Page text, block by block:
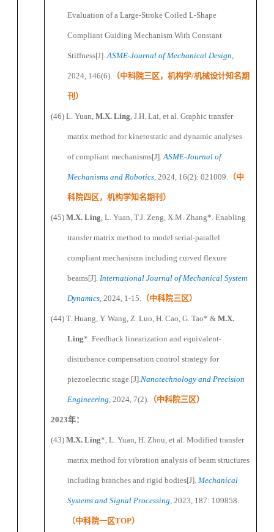
Evaluation of a Large-Stroke Coiled L-Shape
Compliant Guiding Mechanism With Constant
Stiffness[J].ASME-Journal of Mechanical Design
2024, 146(6). （中科院三区，机构学/机械设计知名期
刊）
(46) L. Yuan, M.X. Ling J.H. Lai, et al. Graphic transfer
matrix method for kinetostatic and dynamic analyses
of compliant mechanisms[J].ASME-Journal of
Mechanisms and Robotics , 2024, 16(2): 021009 （中
科院四区，机构学知名期刊）
(45) M.X. Ling , L Yuan, T.J. Zeng, X.M. Zhang* Enabling
transfer matrix method to model serial-parallel
compliantmechanisms including curved flexure
beams[J]. International Journal of Mechanical System
Dynamics , 2024 1-15 （中科院三区）
(44) T. Huang, Y. Wang, Z. Luo, H. Cao, G. Tao* & M.X.
Ling* . Feedback linearization and equivalent-
disturbance compensation control strategy for
piezoelectric stage [J] Nanotechnology and Precision
Engineering 2024, 7(2). （中科院三区）
2023年：
(43) M.X. Ling* L. Yuan, H. Zhou, et al. Modified transfer
matrix method for vibration analysis of beam structures
including branches and rigid bodies[J]. Mechanical
Systems and Signal Processing , 2023, 187: 109858.
（中科院一区TOP）